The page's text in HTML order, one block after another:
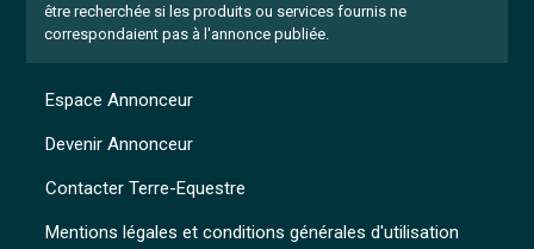
être recherchée si les produits ou services fournis ne
correspondaient pas à l'annonce publiée.
Mentions légales et conditions générales d'utilisation
Espace Annonceur
Devenir Annonceur
Contacter Terre-Equestre